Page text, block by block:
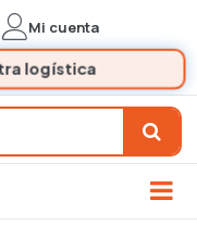
Mi cuenta